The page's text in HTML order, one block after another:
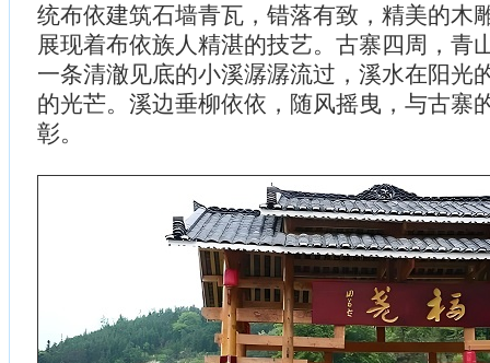
统布依建筑石墙青瓦，错落有致，精美的木
展现着布依族人精湛的技艺。古寨四周，青
一条清澈见底的小溪潺潺流过，溪水在阳光
的光芒。溪边垂柳依依，随风摇曳，与古寨
彰。